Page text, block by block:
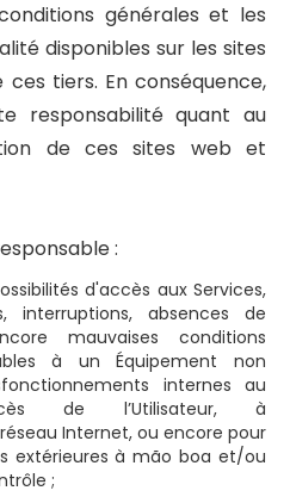
générales et les
disponibles sur les sites
tiers. En conséquence,
responsabilité quant au
de ces sites web et
:
d'accès aux Services,
interruptions, absences de
mauvaises conditions
à un Équipement non
internes au
de l’Utilisateur, à
Internet, ou encore pour
extérieures à mão boa et/ou
;